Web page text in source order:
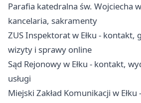
Parafia katedralna św. Wojciecha w
kancelaria, sakramenty
ZUS Inspektorat w Ełku - kontakt,
wizyty i sprawy online
Sąd Rejonowy w Ełku - kontakt,
usługi
Miejski Zakład Komunikacji w